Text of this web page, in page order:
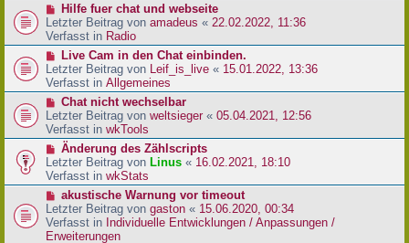
N
e
u
e
r
B
e
t
r
a
g
Hilfe fuer chat und webseite
Letzter Beitrag von amadeus « 22.02.2022, 11:36
Verfasst in Radio
N
e
u
e
r
B
e
t
r
a
g
Live Cam in den Chat einbinden.
Letzter Beitrag von Leif_is_live « 15.01.2022, 13:36
Verfasst in Allgemeines
N
e
u
e
r
B
e
t
r
a
Chat nicht wechselbar
Letzter Beitrag von weltsieger « 05.04.2021, 12:56
Verfasst in wkTools
N
e
u
e
r
B
e
Änderung des Zählscripts
Letzter Beitrag von Linus « 16.02.2021, 18:10
Verfasst in wkStats
N
e
u
e
akustische Warnung vor timeout
Letzter Beitrag von gaston « 15.06.2020, 00:34
Verfasst in Individuelle Entwicklungen / Anpassungen /
Erweiterungen